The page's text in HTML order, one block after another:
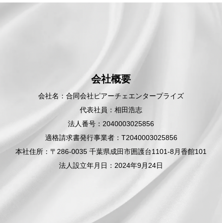
会社概要
会社名：合同会社ピアーチェエンタープライズ
代表社員：相田浩志
法人番号：2040003025856
適格請求書発行事業者：T2040003025856
本社住所：〒286-0035 千葉県成田市囲護台1101-8月香館101
法人設立年月日：2024年9月24日